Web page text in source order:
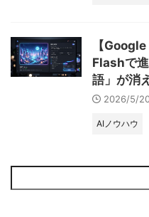
【
Flashで
語」が消
2026/5/
AIノウハウ